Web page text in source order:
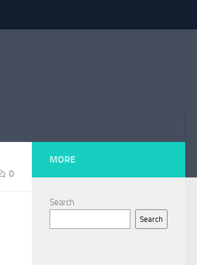
0
MORE
Search
Search